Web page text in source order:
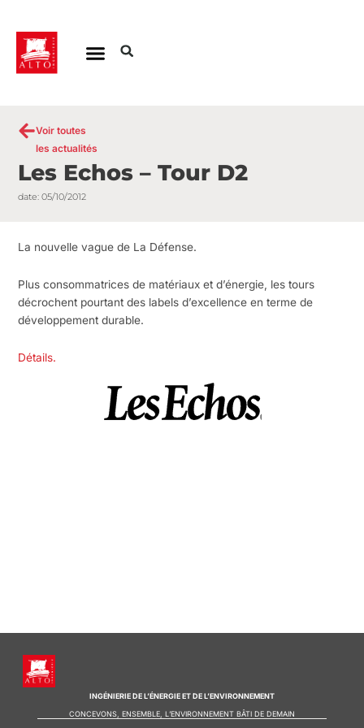
contenu
Voir toutes
les actualités
Les Echos – Tour D2
date: 05/10/2012
La nouvelle vague de La Défense.
Plus consommatrices de matériaux et d’énergie, les tours
décrochent pourtant des labels d’excellence en terme de
développement durable.
Détails.
INGÉNIERIE DE L’ÉNERGIE ET DE L’ENVIRONNEMENT
CONCEVONS, ENSEMBLE, L’ENVIRONNEMENT BÂTI DE DEMAIN